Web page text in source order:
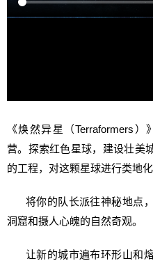
《焕然异星（Terraformers
营。探索红色星球，建设壮美
的工程，对这颗星球进行类地化
将你的队长派往神秘地点，
洞窟和摄人心魄的自然奇观。
让新的城市遍布环形山和熔